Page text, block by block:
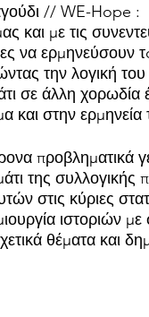
// WE-Hope :
και με τις
να ερμηνεύσουν
την λογική του
σε άλλη χορωδία
στην ερμηνεία
προβληματικά
της συλλογικής
στις κύριες
ιστοριών με
θέματα και